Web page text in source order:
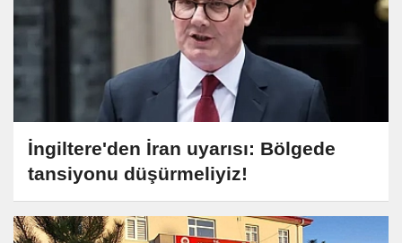
İngiltere'den İran uyarısı: Bölgede
tansiyonu düşürmeliyiz!